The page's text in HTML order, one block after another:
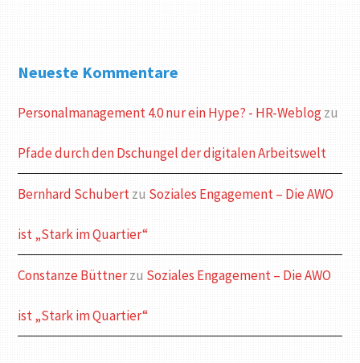
Neueste Kommentare
Personalmanagement 4.0 nur ein Hype? - HR-Weblogzu
Pfade durch den Dschungel der digitalen Arbeitswelt
Bernhard Schubertzu Soziales Engagement – Die AWO
ist „Stark im Quartier“
Constanze Büttnerzu Soziales Engagement – Die AWO
ist „Stark im Quartier“